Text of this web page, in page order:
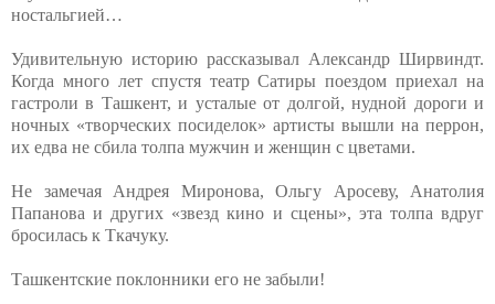
ностальгией…
Удивительную историю рассказывал Александр Ширвиндт.
Когда много лет спустя театр Сатиры поездом приехал на
гастроли в Ташкент, и усталые от долгой, нудной дороги и
ночных «творческих посиделок» артисты вышли на перрон,
их едва не сбила толпа мужчин и женщин с цветами.
Не замечая Андрея Миронова, Ольгу Аросеву, Анатолия
Папанова и других «звезд кино и сцены», эта толпа вдруг
бросилась к Ткачуку.
Ташкентские поклонники его не забыли!